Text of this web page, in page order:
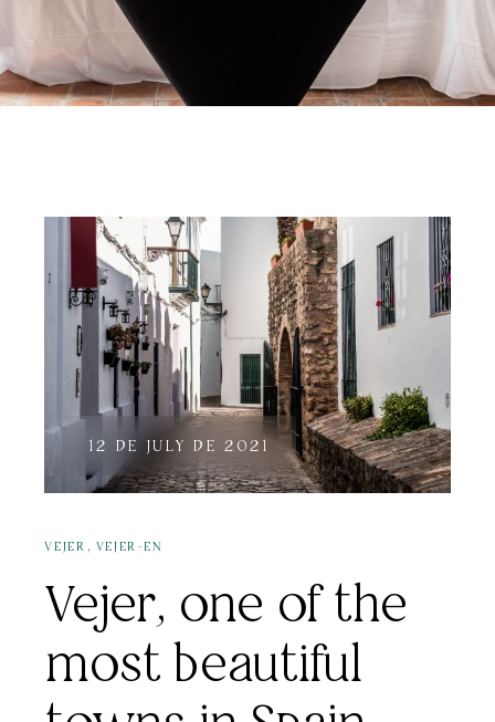
12 DE JULY DE 2021
VEJER , VEJER-EN
Vejer, one of the
most beautiful